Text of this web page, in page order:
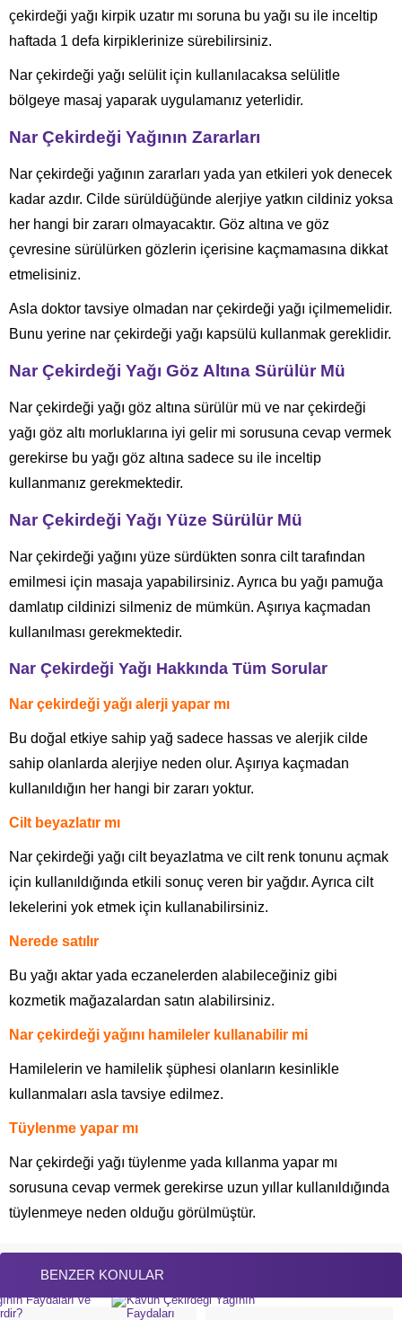
çekirdeği yağı kirpik uzatır mı soruna bu yağı su ile inceltip
haftada 1 defa kirpiklerinize sürebilirsiniz.
Nar çekirdeği yağı selülit için kullanılacaksa selülitle
bölgeye masaj yaparak uygulamanız yeterlidir.
Nar Çekirdeği Yağının Zararları
Nar çekirdeği yağının zararları yada yan etkileri yok denecek
kadar azdır. Cilde sürüldüğünde alerjiye yatkın cildiniz yoksa
her hangi bir zararı olmayacaktır. Göz altına ve göz
çevresine sürülürken gözlerin içerisine kaçmamasına dikkat
etmelisiniz.
Asla doktor tavsiye olmadan nar çekirdeği yağı içilmemelidir.
Bunu yerine nar çekirdeği yağı kapsülü kullanmak gereklidir.
Nar Çekirdeği Yağı Göz Altına Sürülür Mü
Nar çekirdeği yağı göz altına sürülür mü ve nar çekirdeği
yağı göz altı morluklarına iyi gelir mi sorusuna cevap vermek
gerekirse bu yağı göz altına sadece su ile inceltip
kullanmanız gerekmektedir.
Nar Çekirdeği Yağı Yüze Sürülür Mü
Nar çekirdeği yağını yüze sürdükten sonra cilt tarafından
emilmesi için masaja yapabilirsiniz. Ayrıca bu yağı pamuğa
damlatıp cildinizi silmeniz de mümkün. Aşırıya kaçmadan
kullanılması gerekmektedir.
Nar Çekirdeği Yağı Hakkında Tüm Sorular
Nar çekirdeği yağı alerji yapar mı
Bu doğal etkiye sahip yağ sadece hassas ve alerjik cilde
sahip olanlarda alerjiye neden olur. Aşırıya kaçmadan
kullanıldığın her hangi bir zararı yoktur.
Cilt beyazlatır mı
Nar çekirdeği yağı cilt beyazlatma ve cilt renk tonunu açmak
için kullanıldığında etkili sonuç veren bir yağdır. Ayrıca cilt
lekelerini yok etmek için kullanabilirsiniz.
Nerede satılır
Bu yağı aktar yada eczanelerden alabileceğiniz gibi
kozmetik mağazalardan satın alabilirsiniz.
Nar çekirdeği yağını hamileler kullanabilir mi
Hamilelerin ve hamilelik şüphesi olanların kesinlikle
kullanmaları asla tavsiye edilmez.
Tüylenme yapar mı
Nar çekirdeği yağı tüylenme yada kıllanma yapar mı
sorusuna cevap vermek gerekirse uzun yıllar kullanıldığında
tüylenmeye neden olduğu görülmüştür.
BENZER KONULAR